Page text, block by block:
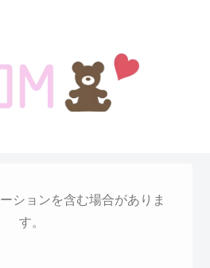
ションを含む場合がありま
す。